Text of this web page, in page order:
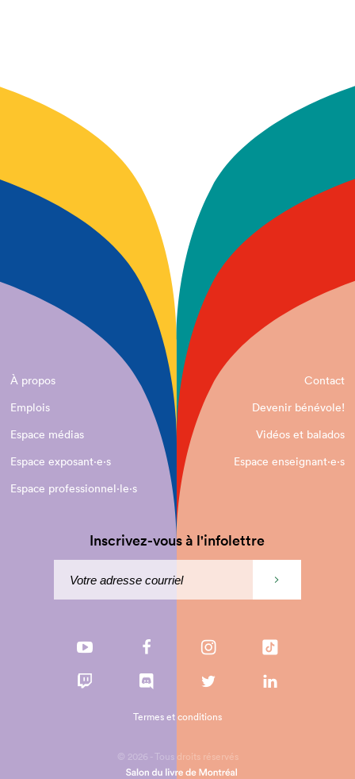
À propos
Contact
Emplois
Devenir bénévole!
Espace médias
Vidéos et balados
Espace exposant·e⋅s
Espace enseignant·e⋅s
Espace professionnel·le⋅s
Inscrivez-vous à l'infolettre
© 2026 - Tous droits réservés
Termes et conditions